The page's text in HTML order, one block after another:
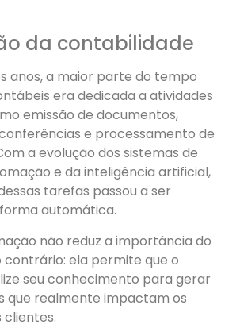
da contabilidade
anos, a maior parte do tempo
era dedicada a atividades
emissão de documentos,
e processamento de
a evolução dos sistemas de
e da inteligência artificial,
tarefas passou a ser
automática.
não reduz a importância do
contrário: ela permite que o
seu conhecimento para gerar
que realmente impactam os
clientes.